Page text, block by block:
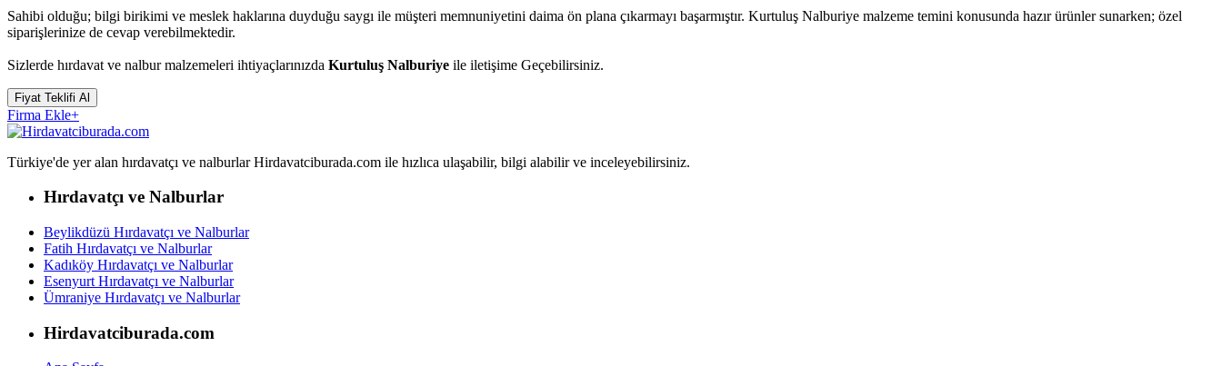
Sahibi olduğu; bilgi birikimi ve meslek haklarına duyduğu saygı ile müşteri memnuniyetini daima ön plana çıkarmayı başarmıştır. Kurtuluş Nalburiye malzeme temini konusunda hazır ürünler sunarken; özel
siparişlerinize de cevap verebilmektedir.
Sizlerde hırdavat ve nalbur malzemeleri ihtiyaçlarınızda Kurtuluş Nalburiye ile iletişime Geçebilirsiniz.
Fiyat Teklifi Al
Firma Ekle+
Türkiye'de yer alan hırdavatçı ve nalburlar Hirdavatciburada.com ile hızlıca ulaşabilir, bilgi alabilir ve inceleyebilirsiniz.
Hırdavatçı ve Nalburlar
Beylikdüzü Hırdavatçı ve Nalburlar
Fatih Hırdavatçı ve Nalburlar
Kadıköy Hırdavatçı ve Nalburlar
Esenyurt Hırdavatçı ve Nalburlar
Ümraniye Hırdavatçı ve Nalburlar
Hirdavatciburada.com